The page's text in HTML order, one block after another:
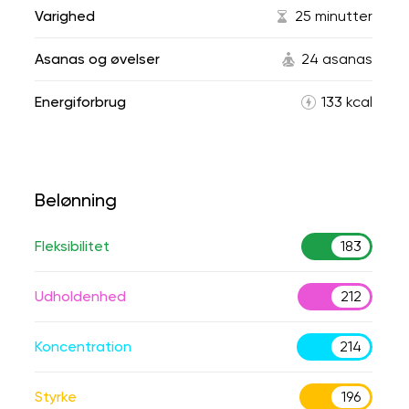
Varighed 25 minutter
Asanas og øvelser 24 asanas
Energiforbrug 133 kcal
Belønning
Fleksibilitet 183
Udholdenhed 212
Koncentration 214
Styrke 196